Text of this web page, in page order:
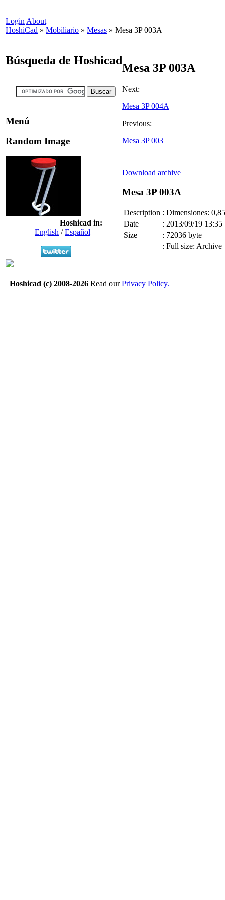
Login About
HoshiCad » Mobiliario » Mesas » Mesa 3P 003A
Búsqueda de Hoshicad
Menú
Random Image
Hoshicad in:
English /Español
Mesa 3P 003A
Next:
Mesa 3P 004A
Previous:
Mesa 3P 003
Download archive
Mesa 3P 003A
Description : Dimensiones:
Date
: 2013/09/19 13:35
Size
: 72036 byte
: Full size: Archive
Hoshicad (c) 2008-2026 Read ourPrivacy Policy.